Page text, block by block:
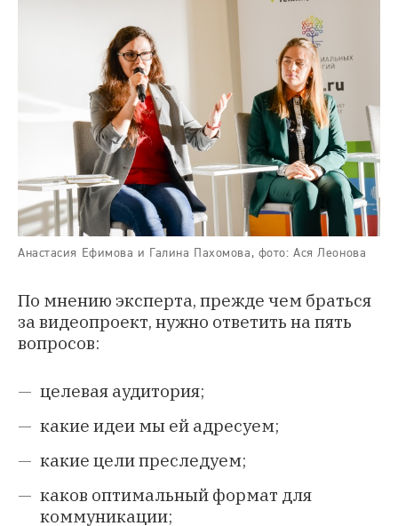
Анастасия Ефимова и Галина Пахомова, фото: Ася Леонова
По мнению эксперта, прежде чем браться
за видеопроект, нужно ответить на пять
вопросов:
целевая аудитория;
какие идеи мы ей адресуем;
какие цели преследуем;
каков оптимальный формат для
коммуникации;